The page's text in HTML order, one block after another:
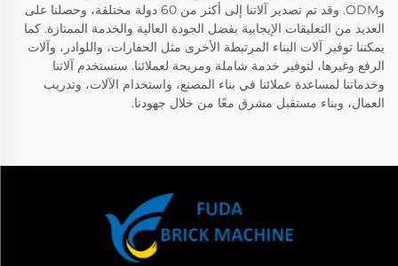
وODM. وقد تم تصدير آلاتنا إلى أكثر من 60 دولة مختلفة، وحصلنا على
العديد من التعليقات الإيجابية بفضل الجودة العالية والخدمة الممتازة. كما
يمكننا توفير آلات البناء المرتبطة الأخرى مثل الحفارات، واللوادر، وآلات
الرفع وغيرها، لتوفير خدمة شاملة ومريحة لعملائنا. سنستخدم آلاتنا
وخدماتنا لمساعدة عملائنا في بناء المصنع، واستخدام الآلات، وتدريب
العمال، وبناء مستقبل مشرق معًا من خلال جهودنا.